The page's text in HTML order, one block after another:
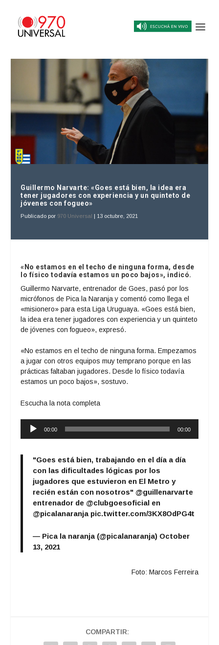
Guillermo Narvarte: «Goes está bien, la idea era
tener jugadores con experiencia y un quinteto de
jóvenes con fogueo»
Publicado por 970 Universal | 13 octubre, 2021
«No estamos en el techo de ninguna forma, desde
lo físico todavía estamos un poco bajos», indicó.
Guillermo Narvarte, entrenador de Goes, pasó por los
micrófonos de Pica la Naranja y comentó como llega el
«misionero» para esta Liga Uruguaya. «Goes está bien,
la idea era tener jugadores con experiencia y un quinteto
de jóvenes con fogueo», expresó.
«No estamos en el techo de ninguna forma. Empezamos
a jugar con otros equipos muy temprano porque en las
prácticas faltaban jugadores. Desde lo físico todavía
estamos un poco bajos», sostuvo.
Escucha la nota completa
Reproductor
00:00 00:00
"Goes está bien, trabajando en el día a día
con las dificultades lógicas por los
jugadores que estuvieron en El Metro y
recién están con nosotros" @guillenarvarte
entrenador de @clubgoesoficial en
@picalanaranja pic.twitter.com/3KX8OdPG4t
— Pica la naranja (@picalanaranja) October
13, 2021
Foto: Marcos Ferreira
COMPARTIR: